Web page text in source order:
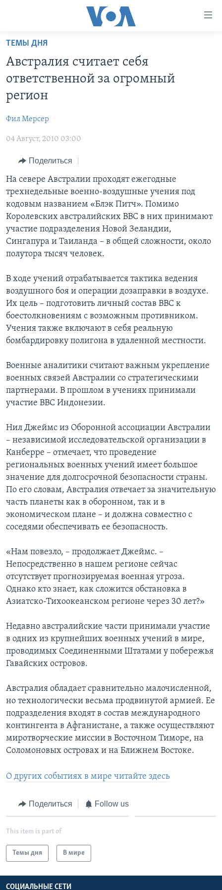
Перейти
основной
контент
основной
навигации
Перейти
поиск
ПРОГРАММЫ
ИТОГИ
ПОЧЕМУ ЭТО ВАЖНО?
ДИСКУССИЯ VOA
ДЕТАЛИ
НЬЮ-ЙОРК NEW YORK
АМЕРИКА. БОЛЬШОЕ ПУТЕШЕСТВИЕ
НАША АМЕРИКАНСКАЯ ИСТОРИЯ
А КАК В АМЕРИКЕ?
АРТЕФАКТЫ
АМЕРИКАНСКИЕ ГОРОДКИ
ТЕСТЫ
ИНТЕРВЬЮ
ФАКТЫ ПРОТИВ ФЕЙКОВ
ЗА СВОБОДУ ПРЕССЫ
УЧИМ АНГЛИЙСКИЙ
ВИДЕО
ПОДПИСКА НА НОВОСТИ
Learning English
Языки
ТЕМЫ ДНЯ
Австралия считает себя
ответственной за огромный
регион
Фил Мерсер
04 Август, 2010 03:00
Поделиться
На севере Австралии проходят ежегодные
трехнедельные военно-воздушные учения под
кодовым названием «Блэк Питч». Помимо
Королевских австралийских ВВС в них принимают
участие подразделения Новой Зеландии,
Сингапура и Таиланда – в общей сложности, около
полутора тысяч человек.
В ходе учений отрабатывается тактика ведения
воздушного боя и операции дозаправки в воздухе.
Их цель – подготовить личный состав ВВС к
боестолкновениям с возможным противником.
Учения также включают в себя реальную
бомбардировку полигона в удаленной местности.
Военные аналитики считают важным укрепление
военных связей Австралии со стратегическими
партнерами. В прошлом в учениях принимали
участие ВВС Индонезии.
Нил Джеймс из Оборонной ассоциации Австралии
– независимой исследовательской организации в
Канберре – отмечает, что проведение
региональных военных учений имеет большое
значение для долгосрочной безопасности страны.
По его словам, Австралия отвечает за значительную
часть планеты как в оборонном, так и в
экономическом плане – и должна совместно с
соседями обеспечивать ее безопасность.
«Нам повезло, – продолжает Джеймс. –
Непосредственно в нашем регионе сейчас
отсутствует прогнозируемая военная угроза.
Однако кто знает, как сложится обстановка в
Азиатско-Тихоокеанском регионе через 30 лет?»
Недавно австралийские части принимали участие
в одних из крупнейших военных учений в мире,
проводимых Соединенными Штатами у побережья
Гавайских островов.
Австралия обладает сравнительно малочисленной,
но технологически весьма продвинутой армией. Ее
подразделения входят в состав международного
контингента в Афганистане, а также осуществляют
миротворческие миссии в Восточном Тиморе, на
Соломоновых островах и на Ближнем Востоке.
О других событиях в мире читайте здесь
Поделиться Follow us
This item is part of
Темы дня В мире
СОЦИАЛЬНЫЕ СЕТИ